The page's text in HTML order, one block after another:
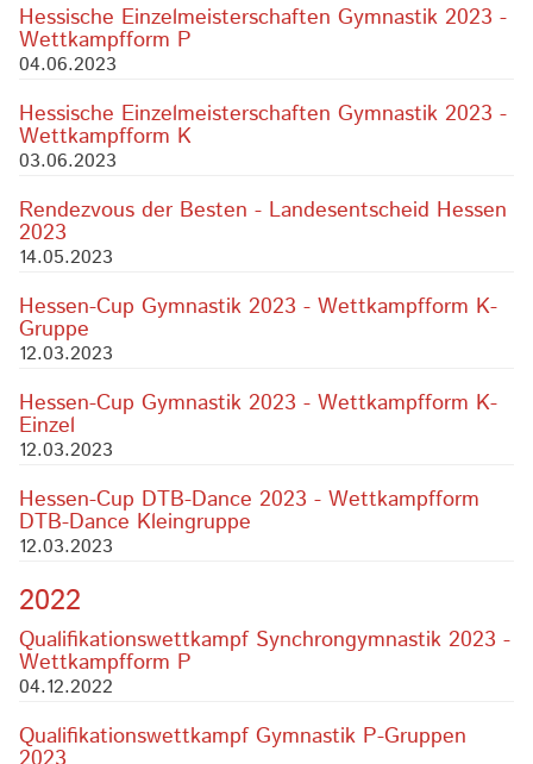
Hessische Einzelmeisterschaften Gymnastik 2023 -
Wettkampfform P
04.06.2023
Hessische Einzelmeisterschaften Gymnastik 2023 -
Wettkampfform K
03.06.2023
Rendezvous der Besten - Landesentscheid Hessen
2023
14.05.2023
Hessen-Cup Gymnastik 2023 - Wettkampfform K-
Gruppe
12.03.2023
Hessen-Cup Gymnastik 2023 - Wettkampfform K-
Einzel
12.03.2023
Hessen-Cup DTB-Dance 2023 - Wettkampfform
DTB-Dance Kleingruppe
12.03.2023
2022
Qualifikationswettkampf Synchrongymnastik 2023 -
Wettkampfform P
04.12.2022
Qualifikationswettkampf Gymnastik P-Gruppen